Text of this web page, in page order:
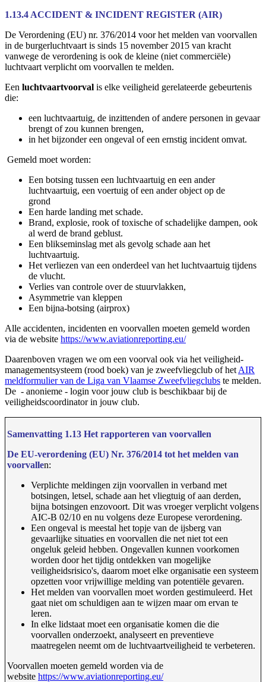
1.13.4 ACCIDENT & INCIDENT REGISTER (AIR)
De Verordening (EU) nr. 376/2014 voor het melden van voorvallen
in de burgerluchtvaart is sinds 15 november 2015 van kracht
vanwege de verordening is ook de kleine (niet commerciële)
luchtvaart verplicht om voorvallen te melden.
Een luchtvaartvoorval is elke veiligheid gerelateerde gebeurtenis
die:
een luchtvaartuig, de inzittenden of andere personen in gevaar
brengt of zou kunnen brengen,
in het bijzonder een ongeval of een ernstig incident omvat.
Gemeld moet worden:
Een botsing tussen een luchtvaartuig en een ander
luchtvaartuig, een voertuig of een ander object op de
grond
Een harde landing met schade.
Brand, explosie, rook of toxische of schadelijke dampen, ook
al werd de brand geblust.
Een blikseminslag met als gevolg schade aan het
luchtvaartuig.
Het verliezen van een onderdeel van het luchtvaartuig tijdens
de vlucht.
Verlies van controle over de stuurvlakken,
Asymmetrie van kleppen
Een bijna-botsing (airprox)
Alle accidenten, incidenten en voorvallen moeten gemeld worden
via de website https://www.aviationreporting.eu/
Daarenboven vragen we om een voorval ook via het veiligheid-
managementsysteem (rood boek) van je zweefvliegclub of het AIR
meldformulier van de Liga van Vlaamse Zweefvliegclubs te melden.
De - anonieme - login voor jouw club is beschikbaar bij de
veiligheidscoordinator in jouw club.
Samenvatting 1.13 Het rapporteren van voorvallen
De EU-verordening (EU) Nr. 376/2014 tot het melden van
voorvallen:
Verplichte meldingen zijn voorvallen in verband met
botsingen, letsel, schade aan het vliegtuig of aan derden,
bijna botsingen enzovoort. Dit was vroeger verplicht volgens
AIC-B 02/10 en nu volgens deze Europese verordening.
Een ongeval is meestal het topje van de ijsberg van
gevaarlijke situaties en voorvallen die net niet tot een
ongeluk geleid hebben. Ongevallen kunnen voorkomen
worden door het tijdig ontdekken van mogelijke
veiligheidsrisico's, daarom moet elke organisatie een systeem
opzetten voor vrijwillige melding van potentiële gevaren.
Het melden van voorvallen moet worden gestimuleerd. Het
gaat niet om schuldigen aan te wijzen maar om ervan te
leren.
In elke lidstaat moet een organisatie komen die die
voorvallen onderzoekt, analyseert en preventieve
maatregelen neemt om de luchtvaartveiligheid te verbeteren.
Voorvallen moeten gemeld worden via de
website https://www.aviationreporting.eu/